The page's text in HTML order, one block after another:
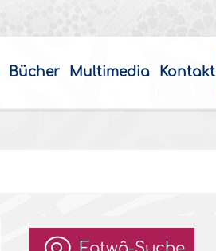
Bücher Multimedia Kontakt